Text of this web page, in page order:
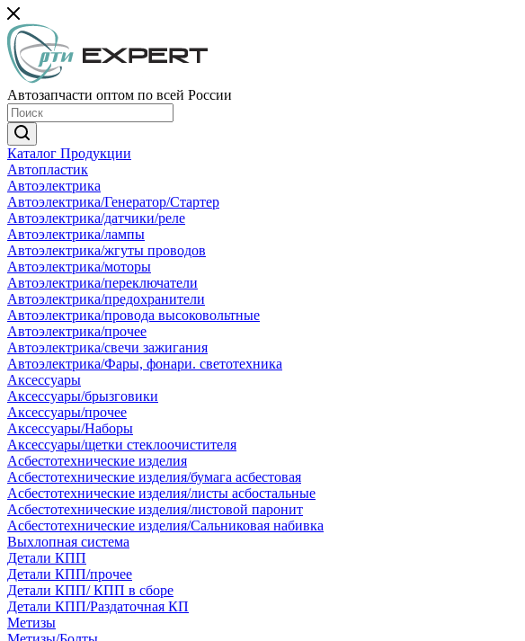
Автозапчасти оптом по всей России
Каталог Продукции
Автопластик
Автоэлектрика
Автоэлектрика/Генератор/Стартер
Автоэлектрика/датчики/реле
Автоэлектрика/лампы
Автоэлектрика/жгуты проводов
Автоэлектрика/моторы
Автоэлектрика/переключатели
Автоэлектрика/предохранители
Автоэлектрика/провода высоковольтные
Автоэлектрика/прочее
Автоэлектрика/свечи зажигания
Автоэлектрика/Фары, фонари. светотехника
Аксессуары
Аксессуары/брызговики
Аксессуары/прочее
Аксессуары/Наборы
Аксессуары/щетки стеклоочистителя
Асбестотехнические изделия
Асбестотехнические изделия/бумага асбестовая
Асбестотехнические изделия/листы асбостальные
Асбестотехнические изделия/листовой паронит
Асбестотехнические изделия/Сальниковая набивка
Выхлопная система
Детали КПП
Детали КПП/прочее
Детали КПП/ КПП в сборе
Детали КПП/Раздаточная КП
Метизы